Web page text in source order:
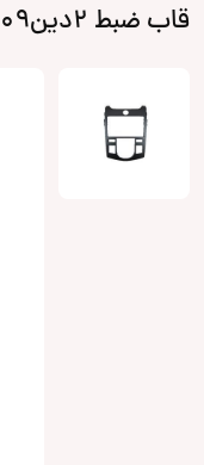
قاب ضبط 2دین2009 سراتو